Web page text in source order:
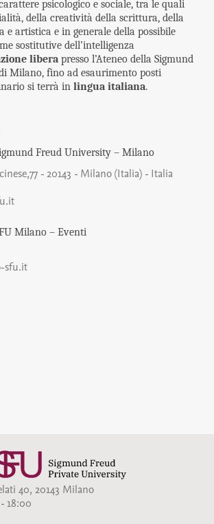
psicologico e sociale, tra le quali
della creatività della scrittura, della
e artistica e in generale della possibile
sostitutive dell’intelligenza
libera presso l’Ateneo della Sigmund
Milano, fino ad esaurimento posti
si terrà in lingua italiana.
Freud University – Milano
- 20143 - Milano (Italia) - Italia
Milano – Eventi
sfu.it
40, 20143 Milano
18:00